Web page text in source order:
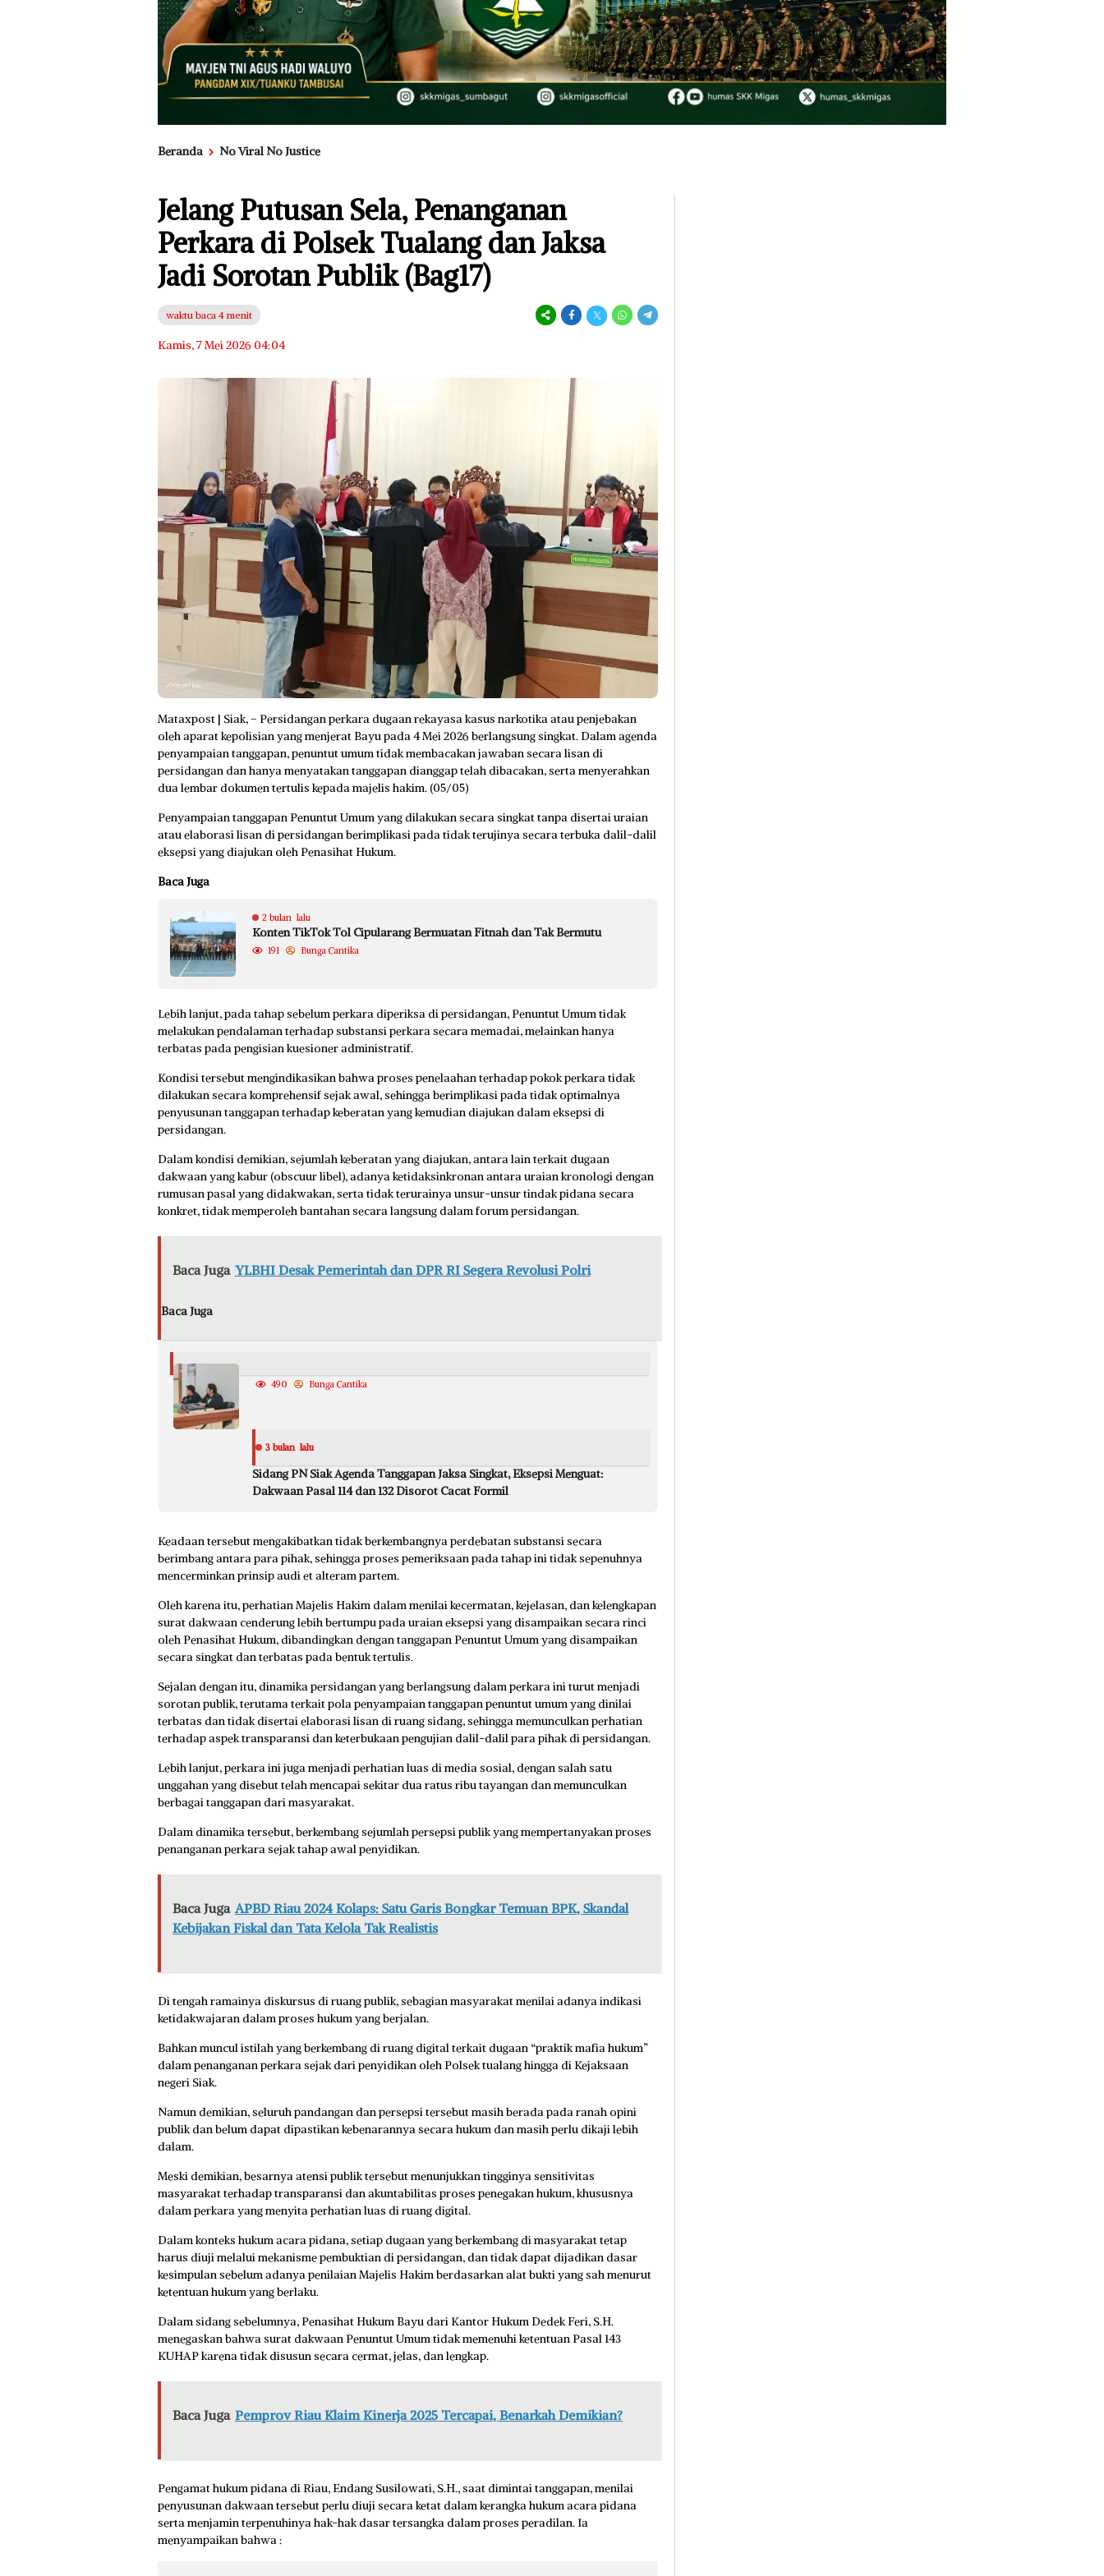
Beranda No Viral No Justice
Jelang Putusan Sela, Penanganan
Perkara di Polsek Tualang dan Jaksa
Jadi Sorotan Publik (Bag17)
waktu baca 4 menit
Kamis, 7 Mei 2026 04:04
Mataxpost | Siak, – Persidangan perkara dugaan rekayasa kasus narkotika atau penjebakan
oleh aparat kepolisian yang menjerat Bayu pada 4 Mei 2026 berlangsung singkat. Dalam agenda
penyampaian tanggapan, penuntut umum tidak membacakan jawaban secara lisan di
persidangan dan hanya menyatakan tanggapan dianggap telah dibacakan, serta menyerahkan
dua lembar dokumen tertulis kepada majelis hakim. (05/05)
Penyampaian tanggapan Penuntut Umum yang dilakukan secara singkat tanpa disertai uraian
atau elaborasi lisan di persidangan berimplikasi pada tidak terujinya secara terbuka dalil-dalil
eksepsi yang diajukan oleh Penasihat Hukum.
Baca Juga
2 bulan lalu
Konten TikTok Tol Cipularang Bermuatan Fitnah dan Tak Bermutu
191 Bunga Cantika
Lebih lanjut, pada tahap sebelum perkara diperiksa di persidangan, Penuntut Umum tidak
melakukan pendalaman terhadap substansi perkara secara memadai, melainkan hanya
terbatas pada pengisian kuesioner administratif.
Kondisi tersebut mengindikasikan bahwa proses penelaahan terhadap pokok perkara tidak
dilakukan secara komprehensif sejak awal, sehingga berimplikasi pada tidak optimalnya
penyusunan tanggapan terhadap keberatan yang kemudian diajukan dalam eksepsi di
persidangan.
Dalam kondisi demikian, sejumlah keberatan yang diajukan, antara lain terkait dugaan
dakwaan yang kabur (obscuur libel), adanya ketidaksinkronan antara uraian kronologi dengan
rumusan pasal yang didakwakan, serta tidak terurainya unsur-unsur tindak pidana secara
konkret, tidak memperoleh bantahan secara langsung dalam forum persidangan.
Baca Juga YLBHI Desak Pemerintah dan DPR RI Segera Revolusi Polri
Baca Juga
3 bulan lalu
Sidang PN Siak Agenda Tanggapan Jaksa Singkat, Eksepsi Menguat:
Dakwaan Pasal 114 dan 132 Disorot Cacat Formil
490 Bunga Cantika
Keadaan tersebut mengakibatkan tidak berkembangnya perdebatan substansi secara
berimbang antara para pihak, sehingga proses pemeriksaan pada tahap ini tidak sepenuhnya
mencerminkan prinsip audi et alteram partem.
Oleh karena itu, perhatian Majelis Hakim dalam menilai kecermatan, kejelasan, dan kelengkapan
surat dakwaan cenderung lebih bertumpu pada uraian eksepsi yang disampaikan secara rinci
oleh Penasihat Hukum, dibandingkan dengan tanggapan Penuntut Umum yang disampaikan
secara singkat dan terbatas pada bentuk tertulis.
Sejalan dengan itu, dinamika persidangan yang berlangsung dalam perkara ini turut menjadi
sorotan publik, terutama terkait pola penyampaian tanggapan penuntut umum yang dinilai
terbatas dan tidak disertai elaborasi lisan di ruang sidang, sehingga memunculkan perhatian
terhadap aspek transparansi dan keterbukaan pengujian dalil-dalil para pihak di persidangan.
Lebih lanjut, perkara ini juga menjadi perhatian luas di media sosial, dengan salah satu
unggahan yang disebut telah mencapai sekitar dua ratus ribu tayangan dan memunculkan
berbagai tanggapan dari masyarakat.
Dalam dinamika tersebut, berkembang sejumlah persepsi publik yang mempertanyakan proses
penanganan perkara sejak tahap awal penyidikan.
Baca Juga APBD Riau 2024 Kolaps: Satu Garis Bongkar Temuan BPK, Skandal
Kebijakan Fiskal dan Tata Kelola Tak Realistis
Di tengah ramainya diskursus di ruang publik, sebagian masyarakat menilai adanya indikasi
ketidakwajaran dalam proses hukum yang berjalan.
Bahkan muncul istilah yang berkembang di ruang digital terkait dugaan “praktik mafia hukum”
dalam penanganan perkara sejak dari penyidikan oleh Polsek tualang hingga di Kejaksaan
negeri Siak.
Namun demikian, seluruh pandangan dan persepsi tersebut masih berada pada ranah opini
publik dan belum dapat dipastikan kebenarannya secara hukum dan masih perlu dikaji lebih
dalam.
Meski demikian, besarnya atensi publik tersebut menunjukkan tingginya sensitivitas
masyarakat terhadap transparansi dan akuntabilitas proses penegakan hukum, khususnya
dalam perkara yang menyita perhatian luas di ruang digital.
Dalam konteks hukum acara pidana, setiap dugaan yang berkembang di masyarakat tetap
harus diuji melalui mekanisme pembuktian di persidangan, dan tidak dapat dijadikan dasar
kesimpulan sebelum adanya penilaian Majelis Hakim berdasarkan alat bukti yang sah menurut
ketentuan hukum yang berlaku.
Dalam sidang sebelumnya, Penasihat Hukum Bayu dari Kantor Hukum Dedek Feri, S.H.
menegaskan bahwa surat dakwaan Penuntut Umum tidak memenuhi ketentuan Pasal 143
KUHAP karena tidak disusun secara cermat, jelas, dan lengkap.
Baca Juga Pemprov Riau Klaim Kinerja 2025 Tercapai, Benarkah Demikian?
Pengamat hukum pidana di Riau, Endang Susilowati, S.H., saat dimintai tanggapan, menilai
penyusunan dakwaan tersebut perlu diuji secara ketat dalam kerangka hukum acara pidana
serta menjamin terpenuhinya hak-hak dasar tersangka dalam proses peradilan. Ia
menyampaikan bahwa :